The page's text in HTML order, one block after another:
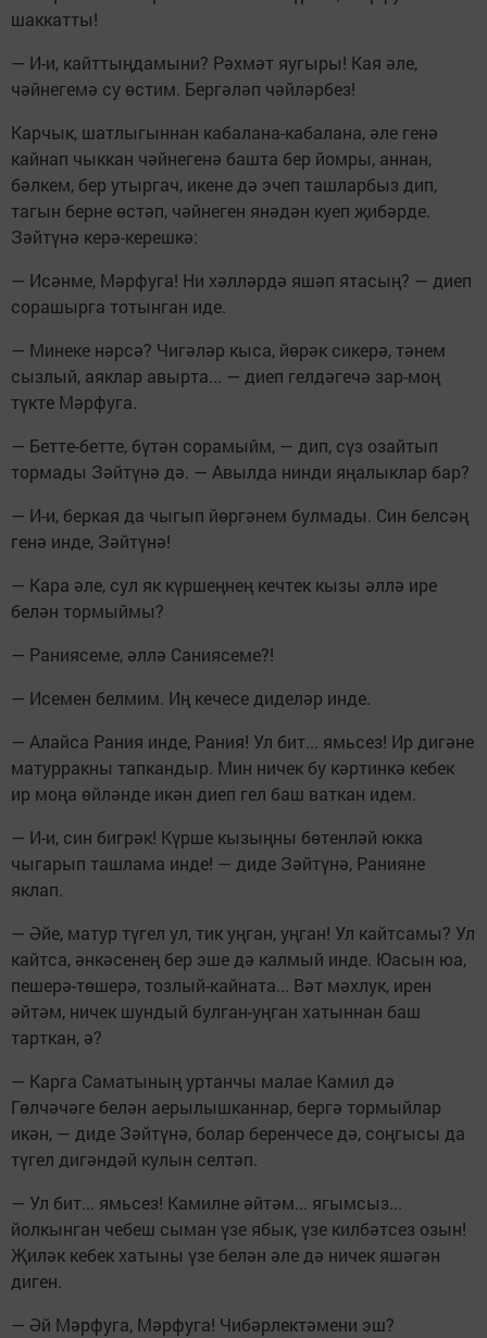
шаккатты!
— И-и, кайттыңдамыни? Рәхмәт яугыры! Кая әле,
чәйнегемә су өстим. Бергәләп чәйләрбез!
Карчык, шатлыгыннан кабалана-кабалана, әле генә
кайнап чыккан чәйнегенә башта бер йомры, аннан,
бәлкем, бер утыргач, икене дә эчеп ташларбыз дип,
тагын берне өстәп, чәйнеген янәдән куеп җибәрде.
Зәйтүнә керә-керешкә:
— Исәнме, Мәрфуга! Ни хәлләрдә яшәп ятасың? — диеп
сорашырга тотынган иде.
— Минеке нәрсә? Чигәләр кыса, йөрәк сикерә, тәнем
сызлый, аяклар авырта... — диеп гелдәгечә зар-моң
түкте Мәрфуга.
— Бетте-бетте, бүтән сорамыйм, — дип, сүз озайтып
тормады Зәйтүнә дә. — Авылда нинди яңалыклар бар?
— И-и, беркая да чыгып йөргәнем булмады. Син белсәң
генә инде, Зәйтүнә!
— Кара әле, сул як күршеңнең кечтек кызы әллә ире
белән тормыймы?
— Раниясеме, әллә Саниясеме?!
— Исемен белмим. Иң кечесе диделәр инде.
— Алайса Рания инде, Рания! Ул бит... ямьсез! Ир дигәне
матурракны тапкандыр. Мин ничек бу кәртинкә кебек
ир моңа өйләнде икән диеп гел баш ваткан идем.
— И-и, син бигрәк! Күрше кызыңны бөтенләй юкка
чыгарып ташлама инде! — диде Зәйтүнә, Ранияне
яклап.
— Әйе, матур түгел ул, тик уңган, уңган! Ул кайтсамы? Ул
кайтса, әнкәсенең бер эше дә калмый инде. Юасын юа,
пешерә-төшерә, тозлый-кайната... Вәт мәхлук, ирен
әйтәм, ничек шундый булган-уңган хатыннан баш
тарткан, ә?
— Карга Саматының уртанчы малае Камил дә
Гөлчәчәге белән аерылышканнар, бергә тормыйлар
икән, — диде Зәйтүнә, болар беренчесе дә, соңгысы да
түгел дигәндәй кулын селтәп.
— Ул бит... ямьсез! Камилне әйтәм... ягымсыз...
йолкынган чебеш сыман үзе ябык, үзе килбәтсез озын!
Җиләк кебек хатыны үзе белән әле дә ничек яшәгән
диген.
— Әй Мәрфуга, Мәрфуга! Чибәрлектәмени эш?